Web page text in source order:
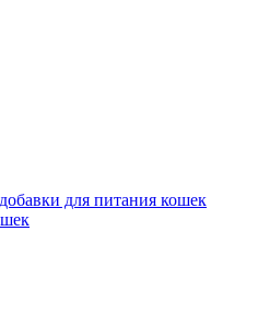
для питания кошек